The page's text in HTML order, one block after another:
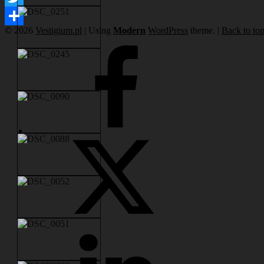
Twitter
Share
© 2026 Vestigium.pl | Using Modern WordPress theme. | Back to
Facebook
Twitter
LinkedIn